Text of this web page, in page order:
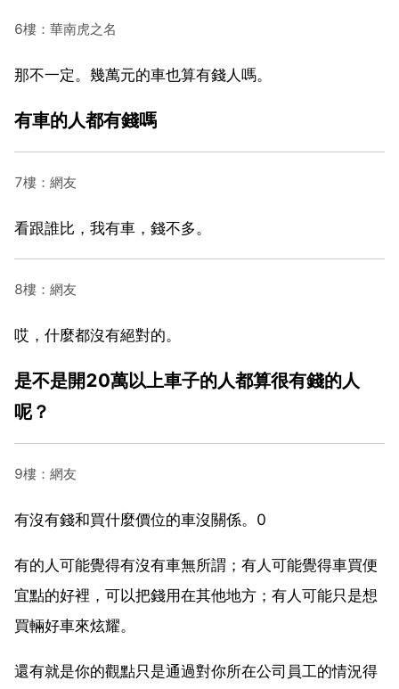
6樓：華南虎之名
那不一定。幾萬元的車也算有錢人嗎。
有車的人都有錢嗎
7樓：網友
看跟誰比，我有車，錢不多。
8樓：網友
哎，什麼都沒有絕對的。
是不是開20萬以上車子的人都算很有錢的人
呢？
9樓：網友
有沒有錢和買什麼價位的車沒關係。0
有的人可能覺得有沒有車無所謂；有人可能覺得車買便
宜點的好裡，可以把錢用在其他地方；有人可能只是想
買輛好車來炫耀。
還有就是你的觀點只是通過對你所在公司員工的情況得